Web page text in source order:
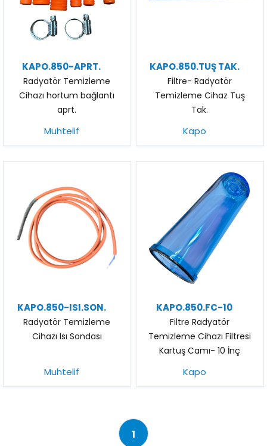
KAPO.850-APRT.
Radyatör Temizleme
Cihazı hortum bağlantı
aprt.
Muhtelif
KAPO.850.TUŞ TAK.
Filtre- Radyatör
Temizleme Cihaz Tuş
Tak.
Kapo
KAPO.850-ISI.SON.
Radyatör Temizleme
Cihazı Isı Sondası
Muhtelif
KAPO.850.FC-10
Filtre Radyatör
Temizleme Cihazı Filtresi
Kartuş Camı- 10 İnç
Kapo
1